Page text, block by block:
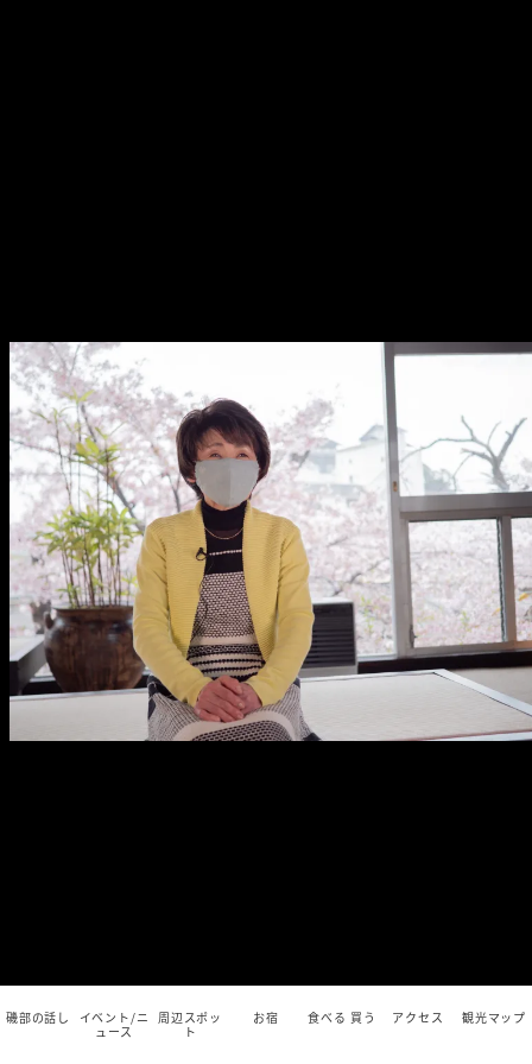
磯部の話し
イベント/ニ
ュース
周辺スポッ
ト
お宿 食べる 買う アクセス 観光マップ